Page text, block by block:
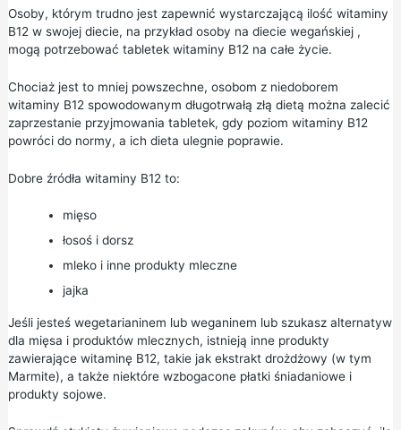
Osoby, którym trudno jest zapewnić wystarczającą ilość witaminy
B12 w swojej diecie, na przykład osoby na diecie wegańskiej,
mogą potrzebować tabletek witaminy B12 na całe życie.
Chociaż jest to mniej powszechne, osobom z niedoborem
witaminy B12 spowodowanym długotrwałą złą dietą można zalecić
zaprzestanie przyjmowania tabletek, gdy poziom witaminy B12
powróci do normy, a ich dieta ulegnie poprawie.
Dobre źródła witaminy B12 to:
mięso
łosoś i dorsz
mleko i inne produkty mleczne
jajka
Jeśli jesteś wegetarianinem lub weganinem lub szukasz alternatyw
dla mięsa i produktów mlecznych, istnieją inne produkty
zawierające witaminę B12, takie jak ekstrakt drożdżowy (w tym
Marmite), a także niektóre wzbogacone płatki śniadaniowe i
produkty sojowe.